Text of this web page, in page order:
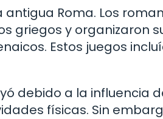
Roma. Los
griegos y organizaron
Estos juegos
debido a la influencia
físicas. Sin